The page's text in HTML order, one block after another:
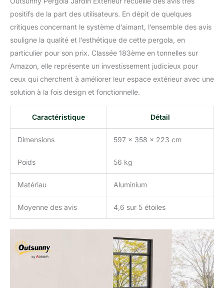
positifs de la part des utilisateurs. En dépit de quelques
critiques concernant le système d’aimant, l’ensemble des avis
souligne la qualité et l’esthétique de cette pergola, en
particulier pour son prix. Classée 183ème en tonnelles sur
Amazon, elle représente un investissement judicieux pour
ceux qui cherchent à améliorer leur espace extérieur avec une
solution à la fois design et fonctionnelle.
Caractéristique Détail
Dimensions 597 x 358 x 223 cm
Poids 56 kg
Matériau Aluminium
Moyenne des avis 4,6 sur 5 étoiles